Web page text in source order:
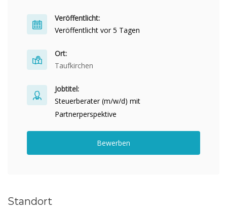
Veröffentlicht:
Veröffentlicht vor 5 Tagen
Ort:
Taufkirchen
Jobtitel:
Steuerberater (m/w/d) mit
Partnerperspektive
Bewerben
Standort